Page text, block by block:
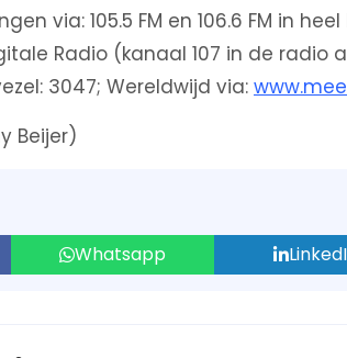
via: 105.5 FM en 106.6 FM in
Radio (kanaal 107 in de radio
3047; Wereldwijd via:
Beijer)
Whatsapp